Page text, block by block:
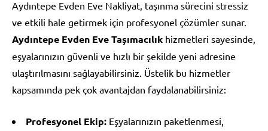
Aydıntepe Evden Eve Nakliyat, taşınma sürecini stressiz
ve etkili hale getirmek için profesyonel çözümler sunar.
Aydıntepe Evden Eve Taşımacılık hizmetleri sayesinde,
eşyalarınızın güvenli ve hızlı bir şekilde yeni adresine
ulaştırılmasını sağlayabilirsiniz. Üstelik bu hizmetler
kapsamında pek çok avantajdan faydalanabilirsiniz:
Profesyonel Ekip: Eşyalarınızın paketlenmesi,